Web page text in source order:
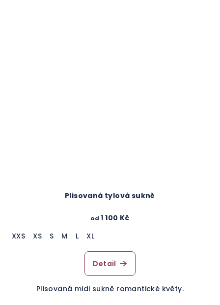
Plisovaná tylová sukně
od 1 100 Kč
XXS
XS S M L XL
Detail
Plisovaná midi sukně romantické květy.